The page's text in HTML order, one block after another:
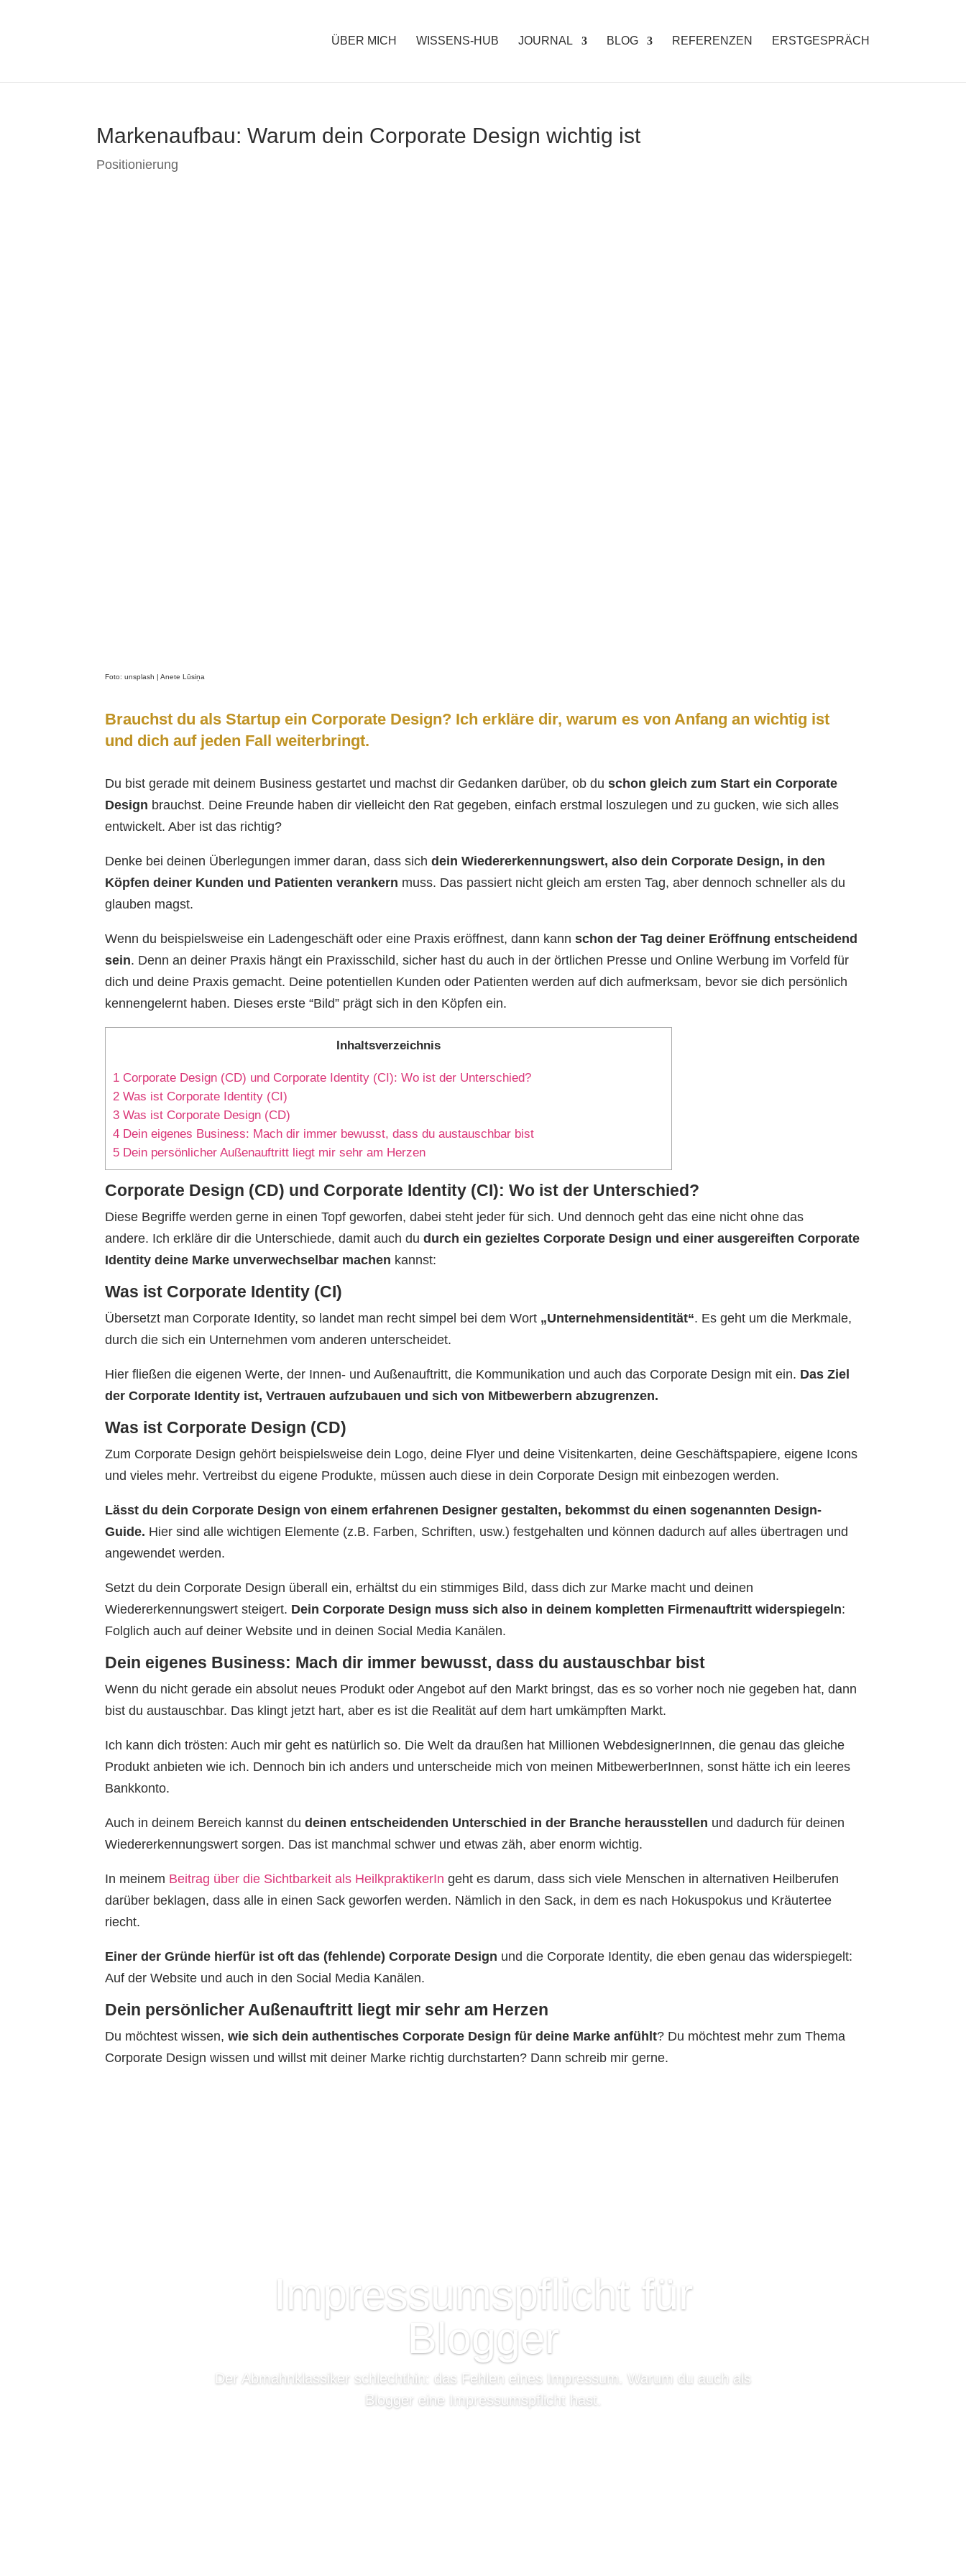
ÜBER MICH WISSENS-HUB JOURNAL BLOG REFERENZEN ERSTGESPRÄCH
Markenaufbau: Warum dein Corporate Design wichtig ist
Positionierung
Foto: unsplash | Anete Lūsiņa
Brauchst du als Startup ein Corporate Design? Ich erkläre dir, warum es von Anfang an wichtig ist
und dich auf jeden Fall weiterbringt.
Du bist gerade mit deinem Business gestartet und machst dir Gedanken darüber, ob du schon gleich zum Start ein Corporate
Design brauchst. Deine Freunde haben dir vielleicht den Rat gegeben, einfach erstmal loszulegen und zu gucken, wie sich alles
entwickelt. Aber ist das richtig?
Denke bei deinen Überlegungen immer daran, dass sich dein Wiedererkennungswert, also dein Corporate Design, in den
Köpfen deiner Kunden und Patienten verankern muss. Das passiert nicht gleich am ersten Tag, aber dennoch schneller als du
glauben magst.
Wenn du beispielsweise ein Ladengeschäft oder eine Praxis eröffnest, dann kann schon der Tag deiner Eröffnung entscheidend
sein. Denn an deiner Praxis hängt ein Praxisschild, sicher hast du auch in der örtlichen Presse und Online Werbung im Vorfeld für
dich und deine Praxis gemacht. Deine potentiellen Kunden oder Patienten werden auf dich aufmerksam, bevor sie dich persönlich
kennengelernt haben. Dieses erste “Bild” prägt sich in den Köpfen ein.
Inhaltsverzeichnis
1Corporate Design (CD) und Corporate Identity (CI): Wo ist der Unterschied?
2Was ist Corporate Identity (CI)
3Was ist Corporate Design (CD)
4Dein eigenes Business: Mach dir immer bewusst, dass du austauschbar bist
5Dein persönlicher Außenauftritt liegt mir sehr am Herzen
Corporate Design (CD) und Corporate Identity (CI): Wo ist der Unterschied?
Diese Begriffe werden gerne in einen Topf geworfen, dabei steht jeder für sich. Und dennoch geht das eine nicht ohne das
andere. Ich erkläre dir die Unterschiede, damit auch du durch ein gezieltes Corporate Design und einer ausgereiften Corporate
Identity deine Marke unverwechselbar machen kannst:
Was ist Corporate Identity (CI)
Übersetzt man Corporate Identity, so landet man recht simpel bei dem Wort „Unternehmensidentität“. Es geht um die Merkmale,
durch die sich ein Unternehmen vom anderen unterscheidet.
Hier fließen die eigenen Werte, der Innen- und Außenauftritt, die Kommunikation und auch das Corporate Design mit ein. Das Ziel
der Corporate Identity ist, Vertrauen aufzubauen und sich von Mitbewerbern abzugrenzen.
Was ist Corporate Design (CD)
Zum Corporate Design gehört beispielsweise dein Logo, deine Flyer und deine Visitenkarten, deine Geschäftspapiere, eigene Icons
und vieles mehr. Vertreibst du eigene Produkte, müssen auch diese in dein Corporate Design mit einbezogen werden.
Lässt du dein Corporate Design von einem erfahrenen Designer gestalten, bekommst du einen sogenannten Design-
Guide. Hier sind alle wichtigen Elemente (z.B. Farben, Schriften, usw.) festgehalten und können dadurch auf alles übertragen und
angewendet werden.
Setzt du dein Corporate Design überall ein, erhältst du ein stimmiges Bild, dass dich zur Marke macht und deinen
Wiedererkennungswert steigert. Dein Corporate Design muss sich also in deinem kompletten Firmenauftritt widerspiegeln:
Folglich auch auf deiner Website und in deinen Social Media Kanälen.
Dein eigenes Business: Mach dir immer bewusst, dass du austauschbar bist
Wenn du nicht gerade ein absolut neues Produkt oder Angebot auf den Markt bringst, das es so vorher noch nie gegeben hat, dann
bist du austauschbar. Das klingt jetzt hart, aber es ist die Realität auf dem hart umkämpften Markt.
Ich kann dich trösten: Auch mir geht es natürlich so. Die Welt da draußen hat Millionen WebdesignerInnen, die genau das gleiche
Produkt anbieten wie ich. Dennoch bin ich anders und unterscheide mich von meinen MitbewerberInnen, sonst hätte ich ein leeres
Bankkonto.
Auch in deinem Bereich kannst du deinen entscheidenden Unterschied in der Branche herausstellen und dadurch für deinen
Wiedererkennungswert sorgen. Das ist manchmal schwer und etwas zäh, aber enorm wichtig.
In meinem Beitrag über die Sichtbarkeit als HeilkpraktikerIn geht es darum, dass sich viele Menschen in alternativen Heilberufen
darüber beklagen, dass alle in einen Sack geworfen werden. Nämlich in den Sack, in dem es nach Hokuspokus und Kräutertee
riecht.
Einer der Gründe hierfür ist oft das (fehlende) Corporate Design und die Corporate Identity, die eben genau das widerspiegelt:
Auf der Website und auch in den Social Media Kanälen.
Dein persönlicher Außenauftritt liegt mir sehr am Herzen
Du möchtest wissen, wie sich dein authentisches Corporate Design für deine Marke anfühlt? Du möchtest mehr zum Thema
Corporate Design wissen und willst mit deiner Marke richtig durchstarten? Dann schreib mir gerne.
Impressumspflicht für
Blogger
Der Abmahnklassiker schlechthin: das Fehlen eines Impressum. Warum du auch als
Blogger eine Impressumspflicht hast.